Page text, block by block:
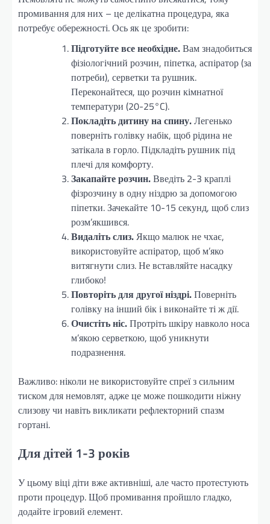
промивання для них – це делікатна процедура, яка
потребує обережності. Ось як це зробити:
Підготуйте все необхідне.Вам знадобиться
фізіологічний розчин, піпетка, аспіратор (за
потреби), серветки та рушник.
Переконайтеся, що розчин кімнатної
температури (20-25°C).
Покладіть дитину на спину.Легенько
поверніть голівку набік, щоб рідина не
затікала в горло. Підкладіть рушник під
плечі для комфорту.
Закапайте розчин.Введіть 2-3 краплі
фізрозчину в одну ніздрю за допомогою
піпетки. Зачекайте 10-15 секунд, щоб слиз
розм’якшився.
Видаліть слиз.Якщо малюк не чхає,
використовуйте аспіратор, щоб м’яко
витягнути слиз. Не вставляйте насадку
глибоко!
Повторіть для другої ніздрі.Поверніть
голівку на інший бік і виконайте ті ж дії.
Очистіть ніс.Протріть шкіру навколо носа
м’якою серветкою, щоб уникнути
подразнення.
Важливо: ніколи не використовуйте спреї з сильним
тиском для немовлят, адже це може пошкодити ніжну
слизову чи навіть викликати рефлекторний спазм
гортані.
Для дітей 1-3 років
У цьому віці діти вже активніші, але часто протестують
проти процедур. Щоб промивання пройшло гладко,
додайте ігровий елемент.